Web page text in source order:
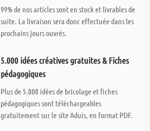
99% de nos articles sont en stock et livrables de
suite. La livraison sera donc effectuée dans les
prochains jours ouvrés.
5.000 idées créatives gratuites & Fiches
pédagogiques
Plus de 5.000 idées de bricolage et fiches
pédagogiques sont téléchargeables
gratuitement sur le site Aduis, en format PDF.